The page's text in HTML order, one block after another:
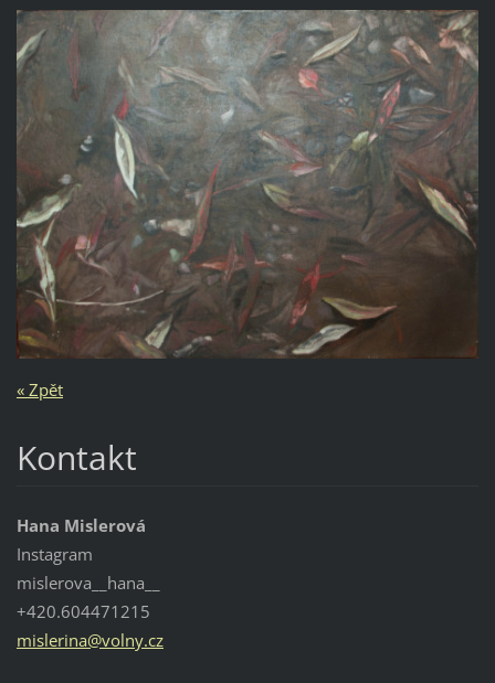
« Zpět
Kontakt
Hana Mislerová
Instagram
mislerova__hana__
+420.604471215
mislerina@volny.cz